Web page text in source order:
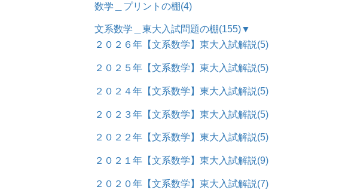
数学＿プリントの棚(4)
文系数学＿東大入試問題の棚(155)▼
２０２６年【文系数学】東大入試解説(5)
２０２５年【文系数学】東大入試解説(5)
２０２４年【文系数学】東大入試解説(5)
２０２３年【文系数学】東大入試解説(5)
２０２２年【文系数学】東大入試解説(5)
２０２１年【文系数学】東大入試解説(9)
２０２０年【文系数学】東大入試解説(7)